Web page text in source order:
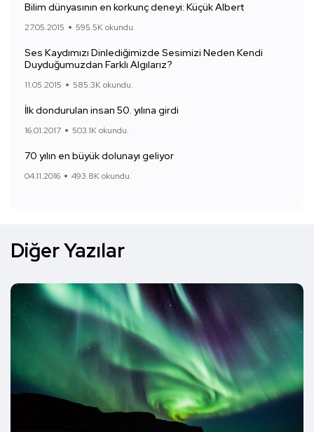
Bilim dünyasının en korkunç deneyi: Küçük Albert
27.05.2015 595.5K okundu.
Ses Kaydımızı Dinlediğimizde Sesimizi Neden Kendi
Duyduğumuzdan Farklı Algılarız?
11.05.2015 585.3K okundu.
İlk dondurulan insan 50. yılına girdi
16.01.2017 503.1K okundu.
70 yılın en büyük dolunayı geliyor
04.11.2016 493.8K okundu.
Diğer Yazılar